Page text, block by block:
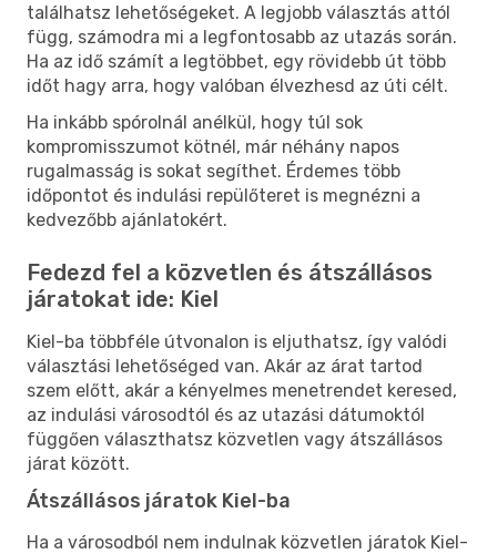
találhatsz lehetőségeket. A legjobb választás attól
függ, számodra mi a legfontosabb az utazás során.
Ha az idő számít a legtöbbet, egy rövidebb út több
időt hagy arra, hogy valóban élvezhesd az úti célt.
Ha inkább spórolnál anélkül, hogy túl sok
kompromisszumot kötnél, már néhány napos
rugalmasság is sokat segíthet. Érdemes több
időpontot és indulási repülőteret is megnézni a
kedvezőbb ajánlatokért.
Fedezd fel a közvetlen és átszállásos
járatokat ide: Kiel
Kiel-ba többféle útvonalon is eljuthatsz, így valódi
választási lehetőséged van. Akár az árat tartod
szem előtt, akár a kényelmes menetrendet keresed,
az indulási városodtól és az utazási dátumoktól
függően választhatsz közvetlen vagy átszállásos
járat között.
Átszállásos járatok Kiel-ba
Ha a városodból nem indulnak közvetlen járatok Kiel-